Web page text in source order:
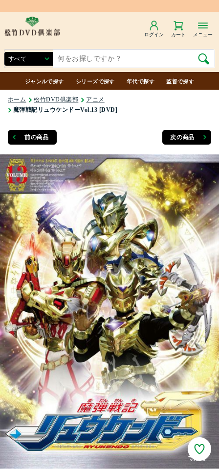
ログイン カート メニュー
ジャンルで探す シリーズで探す 年代で探す 監督で探す
ホーム 松竹DVD倶楽部
アニメ
魔弾戦記リュウケンドーVol.13 [DVD]
前の商品 次の商品